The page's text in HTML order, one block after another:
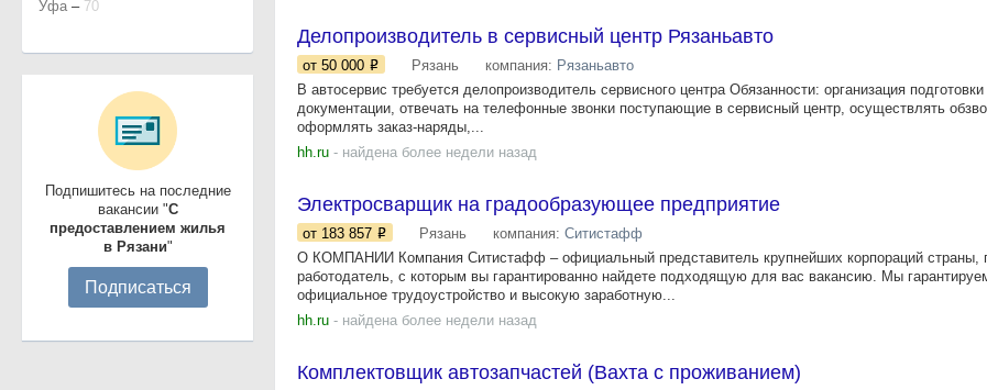
Делопроизводитель в сервисный центр Рязаньавто
от 50 000 Рязань компания: Рязаньавто
В автосервис требуется делопроизводитель сервисного центра Обязанности: организация подготовки
документации, отвечать на телефонные звонки поступающие в сервисный центр, осуществлять
оформлять заказ-наряды,...
hh.ru - найдена более недели назад
Электросварщик на градообразующее предприятие
от 183 857 Рязань компания: Ситистафф
О КОМПАНИИ Компания Ситистафф – официальный представитель крупнейших корпораций страны,
работодатель, с которым вы гарантированно найдете подходящую для вас вакансию. Мы
официальное трудоустройство и высокую заработную...
hh.ru - найдена более недели назад
Комплектовщик автозапчастей (Вахта с проживанием)
Уфа – 70
Подпишитесь на последние
вакансии "С
предоставлением жилья
в Рязани"
Подписаться